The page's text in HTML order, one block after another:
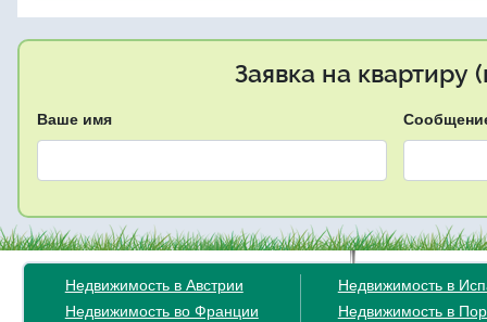
Заявка на квартиру
Ваше имя
Недвижимость в Австрии
Недвижимость во Франции
Недвижимость в
Недвижимость в